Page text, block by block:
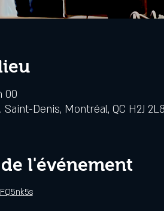
00
Denis, Montréal, QC H2J
l'événement